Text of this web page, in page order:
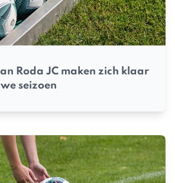
Roda JC maken zich klaar
seizoen